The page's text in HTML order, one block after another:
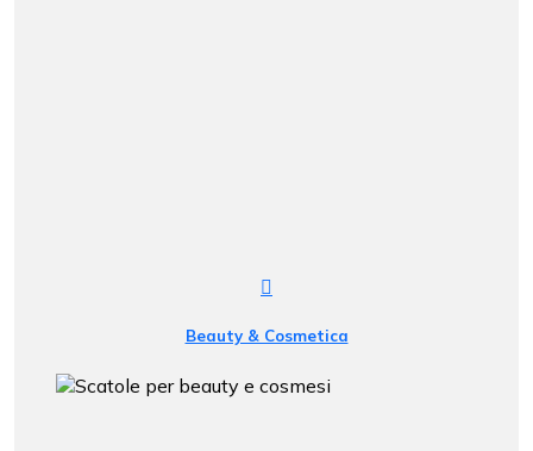
Beauty & Cosmetica